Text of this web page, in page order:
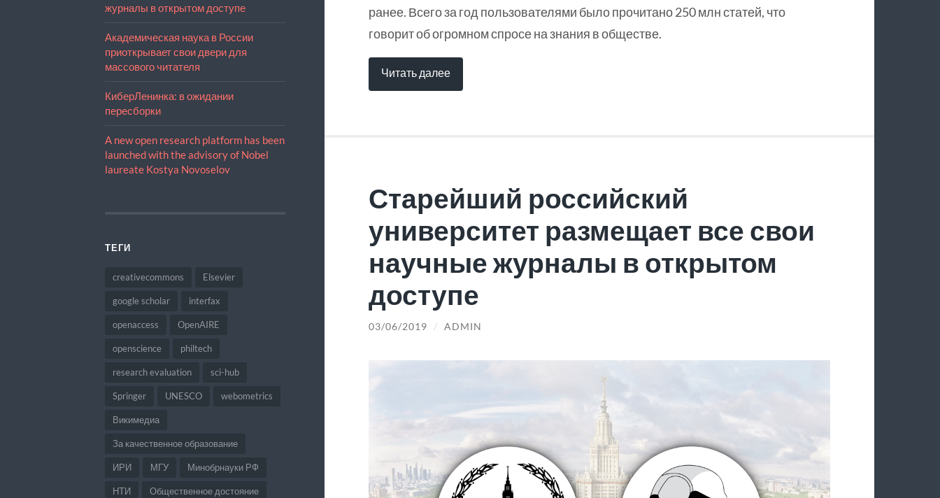
журналы в открытом доступе
Академическая наука в России
приоткрывает свои двери для
массового читателя
КиберЛенинка: в ожидании
пересборки
A new open research platform has been
launched with the advisory of Nobel
laureate Kostya Novoselov
ТЕГИ
creativecommons Elsevier
google scholar interfax
openaccess OpenAIRE
openscience philtech
research evaluation sci-hub
Springer UNESCO webometrics
Викимедиа
За качественное образование
ИРИ МГУ Минобрнауки РФ
НТИ Общественное достояние
ранее. Всего за год пользователями было прочитано 250 млн статей, что
говорит об огромном спросе на знания в обществе.
Читать далее
Старейший российский
университет размещает все свои
научные журналы в открытом
доступе
03/06/2019 / ADMIN